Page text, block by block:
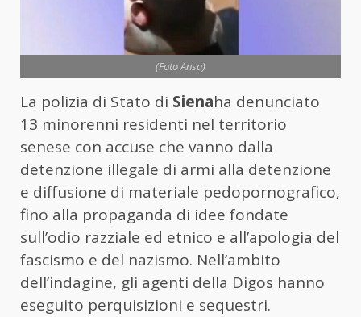
(Foto Ansa)
La polizia di Stato di Sienaha denunciato
13 minorenni residenti nel territorio
senese con accuse che vanno dalla
detenzione illegale di armi alla detenzione
e diffusione di materiale pedopornografico,
fino alla propaganda di idee fondate
sull’odio razziale ed etnico e all’apologia del
fascismo e del nazismo. Nell’ambito
dell’indagine, gli agenti della Digos hanno
eseguito perquisizioni e sequestri.